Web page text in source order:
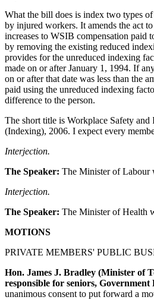
What the bill does is index two types of
by injured workers. It amends the act
increases to WSIB compensation paid
by removing the existing reduced
provides for the unreduced indexing
made on or after January 1, 1994. If
on or after that date was less than the
paid using the unreduced indexing
difference to the person.
The short title is Workplace Safety and
(Indexing), 2006. I expect every
Interjection.
The Speaker: The Minister of Labour
Interjection.
The Speaker: The Minister of Health
MOTIONS
PRIVATE MEMBERS' PUBLIC
Hon. James J. Bradley (Minister of
responsible for seniors, Government
unanimous consent to put forward a